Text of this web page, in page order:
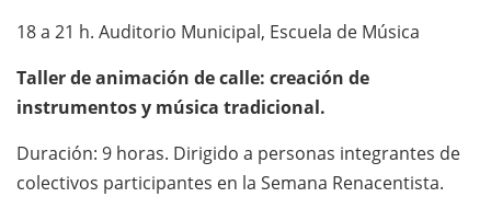
18 a 21 h. Auditorio Municipal, Escuela de Música
Taller de animación de calle: creación de
instrumentos y música tradicional.
Duración: 9 horas. Dirigido a personas integrantes de
colectivos participantes en la Semana Renacentista.